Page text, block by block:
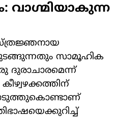
വാഗ്മിയാകുന്ന
സാമൂഹിക
ദുരാചാരമെന്ന്